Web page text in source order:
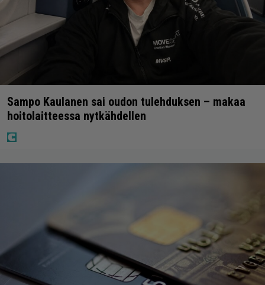
Sampo Kaulanen sai oudon tulehduksen – makaa
hoitolaitteessa nytkähdellen